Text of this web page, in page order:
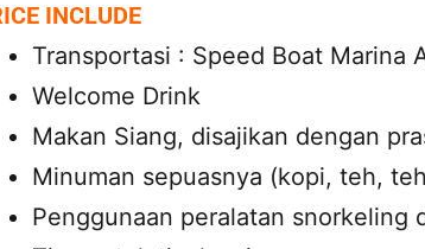
INCLUDE
Transportasi : Speed Boat Marina
Welcome Drink
Makan Siang, disajikan dengan
Minuman sepuasnya (kopi, teh,
Penggunaan peralatan snorkeling